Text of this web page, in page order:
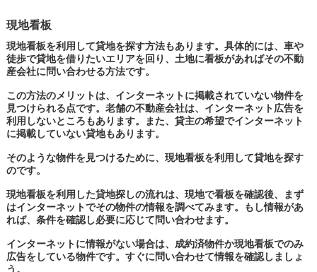
現地看板
現地看板を利用して貸地を探す方法もあります。具体的には、車や
徒歩で貸地を借りたいエリアを回り、土地に看板があればその不動
産会社に問い合わせる方法です。
この方法のメリットは、インターネットに掲載されていない物件を
見つけられる点です。老舗の不動産会社は、インターネット広告を
利用しないところもあります。また、貸主の希望でインターネット
に掲載していない貸地もあります。
そのような物件を見つけるために、現地看板を利用して貸地を探す
のです。
現地看板を利用した貸地探しの流れは、現地で看板を確認後、まず
はインターネットでその物件の情報を調べてみます。もし情報があ
れば、条件を確認し必要に応じて問い合わせます。
インターネットに情報がない場合は、成約済物件か現地看板でのみ
広告をしている物件です。すぐに問い合わせて情報を確認しましょ
う。